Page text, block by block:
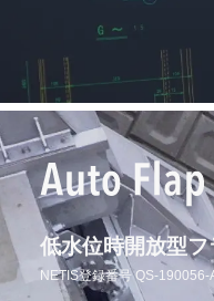
■第3条（個人情報を
当社が個人情報を収
おりです。
1. 当社サービスの提
2. ユーザーからのお
人確認を行うことを含
3. ユーザーが利用中
報，キャンペーン等
スの案内のメールを送
4. メンテナンス，重
ご連絡のため
5. 利用規約に違反し
低水位時開放型
NETIS登録番号 QS-190056-